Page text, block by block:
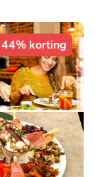
44% korting